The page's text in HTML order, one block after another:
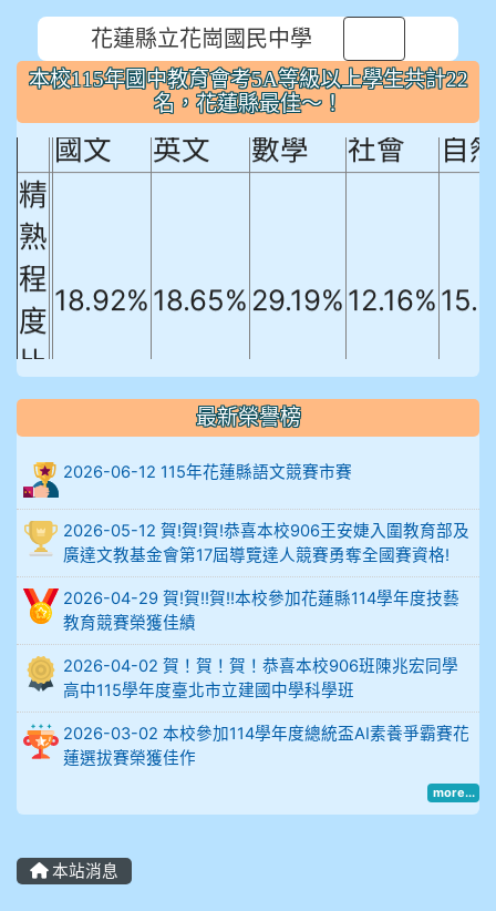
花蓮縣立花崗國民中學
本校115年國中教育會考5A等級以上學生共計22
名，花蓮縣最佳～！
本校115年國中教育會考5A等級以上
學生共計22名，花蓮縣最佳～！
國文
英文 數學 社會
自
精
熟
程
度
比
例
18.92% 18.65% 29.19% 12.16%
906陳兆宏 5A10+ 作文5
912余 嘉 5A10+
914謝佩臻 5A10+
902蘇奕愷
903陳品帆
904彭子庭
905蔣昇和
905周沛蓉
905鄭瑀安
最新榮譽榜
2026-06-12 115年花蓮縣語文競賽市賽
2026-05-12 賀!賀!賀!恭喜本校906王安婕入圍教育部及
廣達文教基金會第17屆導覽達人競賽勇奪全國賽資格!
2026-04-29 賀!賀!!賀!!本校參加花蓮縣114學年度技藝
教育競賽榮獲佳績
2026-04-02 賀！賀！賀！恭喜本校906班陳兆宏同學
高中115學年度臺北市立建國中學科學班
2026-03-02 本校參加114學年度總統盃AI素養爭霸賽花
蓮選拔賽榮獲佳作
more...
本站消息